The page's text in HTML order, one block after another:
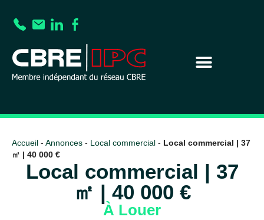
Accueil - Annonces - Local commercial - Local commercial | 37
㎡ | 40 000 €
Local commercial | 37
㎡ | 40 000 €
À Louer